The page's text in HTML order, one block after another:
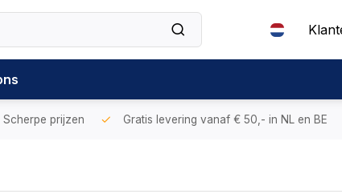
Scherpe prijzen Gratis levering vanaf € 50,- in NL en BE